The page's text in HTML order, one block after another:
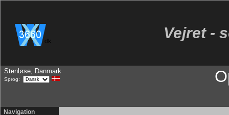
.dk Vejret -
Stenløse, Danmark
Sprog:
Navigation